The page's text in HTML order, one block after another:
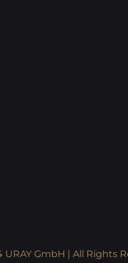
URAY GmbH | All Rights